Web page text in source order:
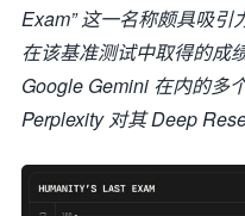
Exam” 这一名称颇具吸
在该基准测试中取得的成
Google Gemini 在内的多
Perplexity 对其 Deep